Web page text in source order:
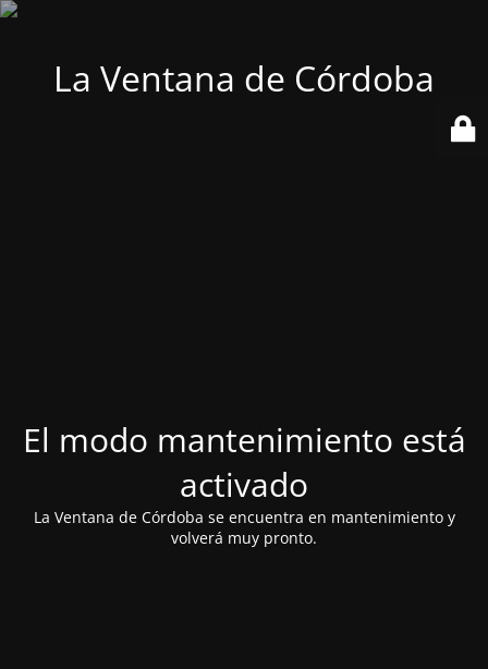
La Ventana de Córdoba
El modo mantenimiento está
activado
La Ventana de Córdoba se encuentra en mantenimiento y
volverá muy pronto.